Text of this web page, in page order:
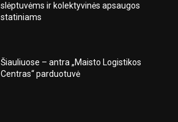
slėptuvėms ir kolektyvinės apsaugos
statiniams
Šiauliuose – antra „Maisto Logistikos
Centras“ parduotuvė